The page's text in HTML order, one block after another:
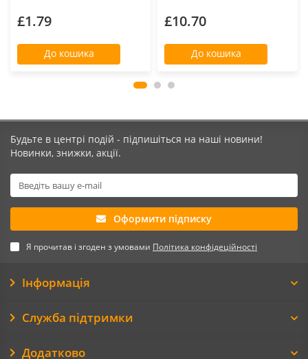
£1.79
До кошика
£10.70
До кошика
Будьте в центрі подій - підпишіться на наші новини!
Новинки, знижки, акції.
Оформити підписку
Я прочитав і згоден з умовами Політика конфідеційності
Інформація
Служба підтримки
Додатково